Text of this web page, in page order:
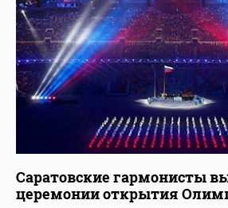
Саратовские гармонисты
церемонии открытия